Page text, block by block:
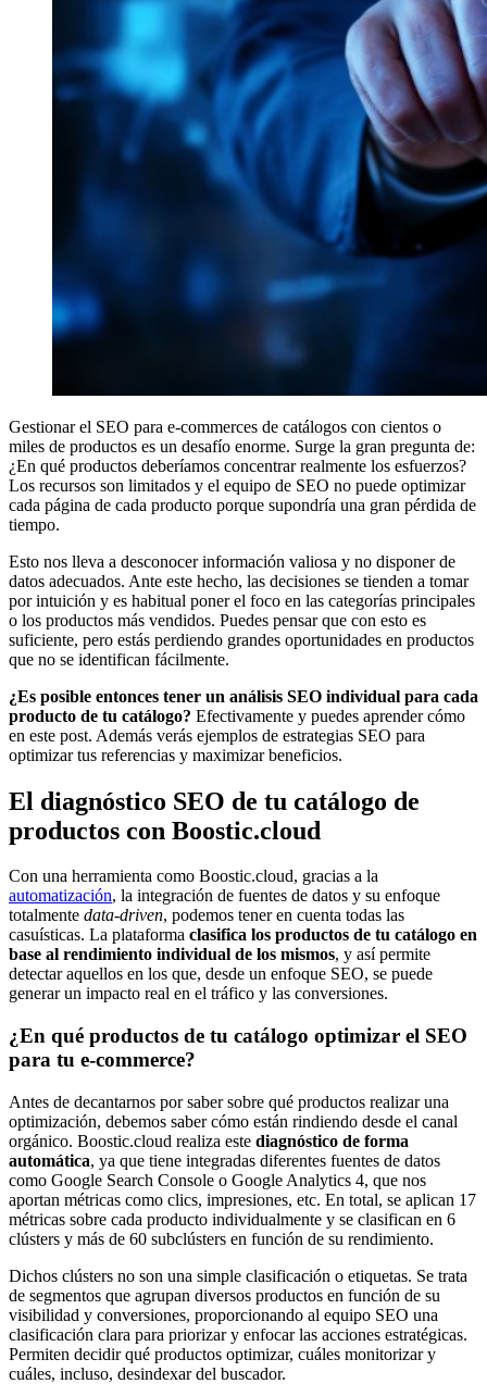
Gestionar el SEO para e-commerces de catálogos con cientos o
miles de productos es un desafío enorme. Surge la gran pregunta de:
¿En qué productos deberíamos concentrar realmente los esfuerzos?
Los recursos son limitados y el equipo de SEO no puede optimizar
cada página de cada producto porque supondría una gran pérdida de
tiempo.
Esto nos lleva a desconocer información valiosa y no disponer de
datos adecuados. Ante este hecho, las decisiones se tienden a tomar
por intuición y es habitual poner el foco en las categorías principales
o los productos más vendidos. Puedes pensar que con esto es
suficiente, pero estás perdiendo grandes oportunidades en productos
que no se identifican fácilmente.
¿Es posible entonces tener un análisis SEO individual para cada
producto de tu catálogo? Efectivamente y puedes aprender cómo
en este post. Además verás ejemplos de estrategias SEO para
optimizar tus referencias y maximizar beneficios.
El diagnóstico SEO de tu catálogo de
productos con Boostic.cloud
Con una herramienta como Boostic.cloud, gracias a la
automatización, la integración de fuentes de datos y su enfoque
totalmente data-driven, podemos tener en cuenta todas las
casuísticas. La plataforma clasifica los productos de tu catálogo en
base al rendimiento individual de los mismos, y así permite
detectar aquellos en los que, desde un enfoque SEO, se puede
generar un impacto real en el tráfico y las conversiones.
¿En qué productos de tu catálogo optimizar el SEO
para tu e-commerce?
Antes de decantarnos por saber sobre qué productos realizar una
optimización, debemos saber cómo están rindiendo desde el canal
orgánico. Boostic.cloud realiza este diagnóstico de forma
automática, ya que tiene integradas diferentes fuentes de datos
como Google Search Console o Google Analytics 4, que nos
aportan métricas como clics, impresiones, etc. En total, se aplican 17
métricas sobre cada producto individualmente y se clasifican en 6
clústers y más de 60 subclústers en función de su rendimiento.
Dichos clústers no son una simple clasificación o etiquetas. Se trata
de segmentos que agrupan diversos productos en función de su
visibilidad y conversiones, proporcionando al equipo SEO una
clasificación clara para priorizar y enfocar las acciones estratégicas.
Permiten decidir qué productos optimizar, cuáles monitorizar y
cuáles, incluso, desindexar del buscador.